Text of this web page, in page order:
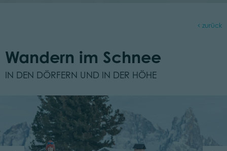
zurück
Wandern im Schnee
IN DEN DÖRFERN UND IN DER HÖHE